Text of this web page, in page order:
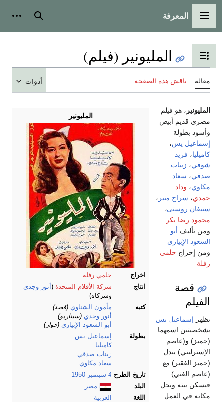
القائمة الرئيسية
المعرفة بحث
تبديل عرض جدول المحتويات
المليونير (فيلم)
مقالة ناقش هذه الصفحة أدوات
المليونير
اخراج
حلمي رفلة
انتاج
شركة الأفلام المتحدة ( أنور وجدي
وشركاه)
كتبه
مأمون الشناوي (قصة)
أنور وجدي (سيناريو)
أبو السعود الإبياري (حوار)
بطولة
إسماعيل يس
كاميليا
زينات صدقي
سعاد مكاوي
تاريخ الطرح 4 سبتمبر
1950
البلد
مصر
اللغة
العربية
المليونير ، هو فيلم
مصري قديم أبيض
وأسود بطولة
إسماعيل يس،
كاميليا، فريد
شوقي، زينات
صدقي، سعاد
مكاوي، وداد
حمدي، سراج منير ،
ستيفان روستى،
محمود رضا بكر
ومن تأليف أبو
السعود الإبياري
ومن إخراج حلمي
رفلة
قصة
الفيلم
يظهر إسماعيل يس
بشخصيتين اسمهما
(جميز) و(عاصم
الإسترليني) يبدل
(جميز الفقير) مع
(عاصم الغني)
فيسكن بيته ويحل
مكانه في العمل